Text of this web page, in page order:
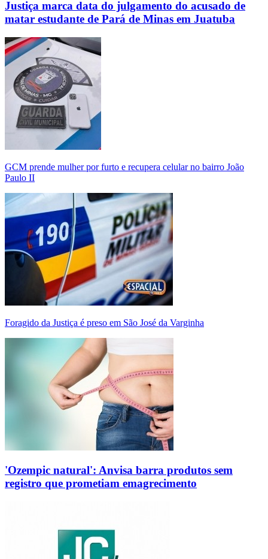
Justiça marca data do julgamento do acusado de
matar estudante de Pará de Minas em Juatuba
GCM prende mulher por furto e recupera celular no bairro João
Paulo II
Foragido da Justiça é preso em São José da Varginha
'Ozempic natural': Anvisa barra produtos sem
registro que prometiam emagrecimento